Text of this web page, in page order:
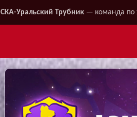
СКА-Уральский Трубник — команда по